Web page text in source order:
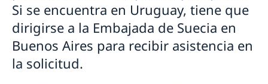
extranjero
Ciudadanía de menores con padre sueco que
nacieron en el exterior antes del 1 de abril 2015
Perder o conservar la ciudadanía sueca
Doble ciudadanía
Jubilación sueca en Uruguay
Fe de vida en Uruguay
Registro de defunción en Uruguay
Legalizaciones en Uruguay
Aranceles en Uruguay
Si se encuentra en Uruguay, tiene que
dirigirse a la Embajada de Suecia en
Buenos Aires para recibir asistencia en
la solicitud.